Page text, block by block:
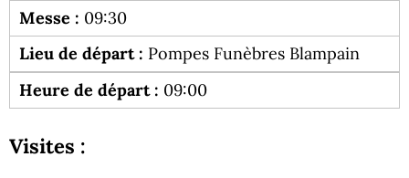
Messe : 09:30
Lieu de départ : Pompes Funèbres Blampain
Heure de départ : 09:00
Visites :